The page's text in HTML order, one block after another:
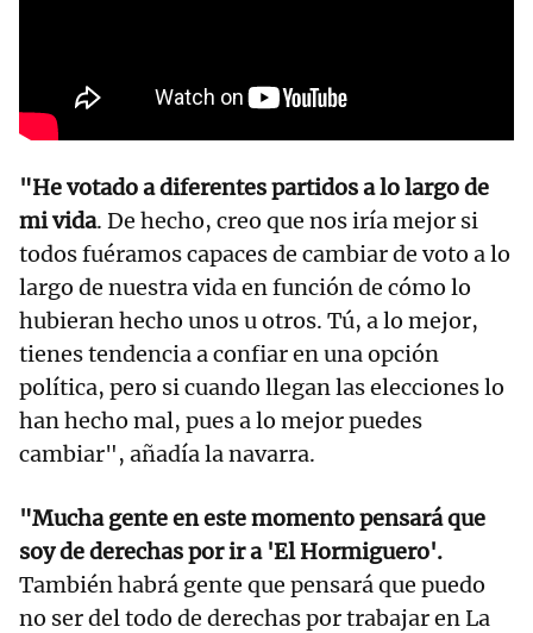
"He votado a diferentes partidos a lo largo de
mi vida. De hecho, creo que nos iría mejor si
todos fuéramos capaces de cambiar de voto a lo
largo de nuestra vida en función de cómo lo
hubieran hecho unos u otros. Tú, a lo mejor,
tienes tendencia a confiar en una opción
política, pero si cuando llegan las elecciones lo
han hecho mal, pues a lo mejor puedes
cambiar", añadía la navarra.
"Mucha gente en este momento pensará que
soy de derechas por ir a 'El Hormiguero'.
También habrá gente que pensará que puedo
no ser del todo de derechas por trabajar en La